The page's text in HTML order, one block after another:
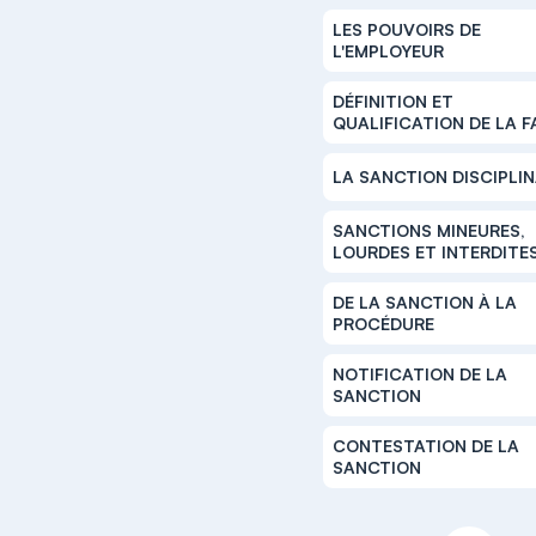
LES POUVOIRS DE
L'EMPLOYEUR
DÉFINITION ET
QUALIFICATION DE LA
LA SANCTION
SANCTIONS MINEURES,
LOURDES ET
DE LA SANCTION À LA
PROCÉDURE
NOTIFICATION DE LA
SANCTION
CONTESTATION DE LA
SANCTION